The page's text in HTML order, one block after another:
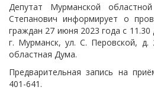
Депутат Мурманской
Степанович информирует о
граждан 27 июня 2023 года с 11.30
г. Мурманск, ул. С. Перовской,
областная Дума.
Предварительная запись на
401-641.